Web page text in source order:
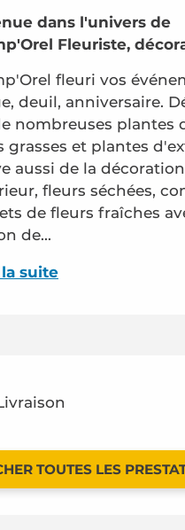
dans l'univers de
Fleuriste,
fleuri vos
deuil, anniversaire.
nombreuses plantes
grasses et plantes
aussi de la
fleurs séchées,
de fleurs fraîches
de...
suite
TOUTES LES